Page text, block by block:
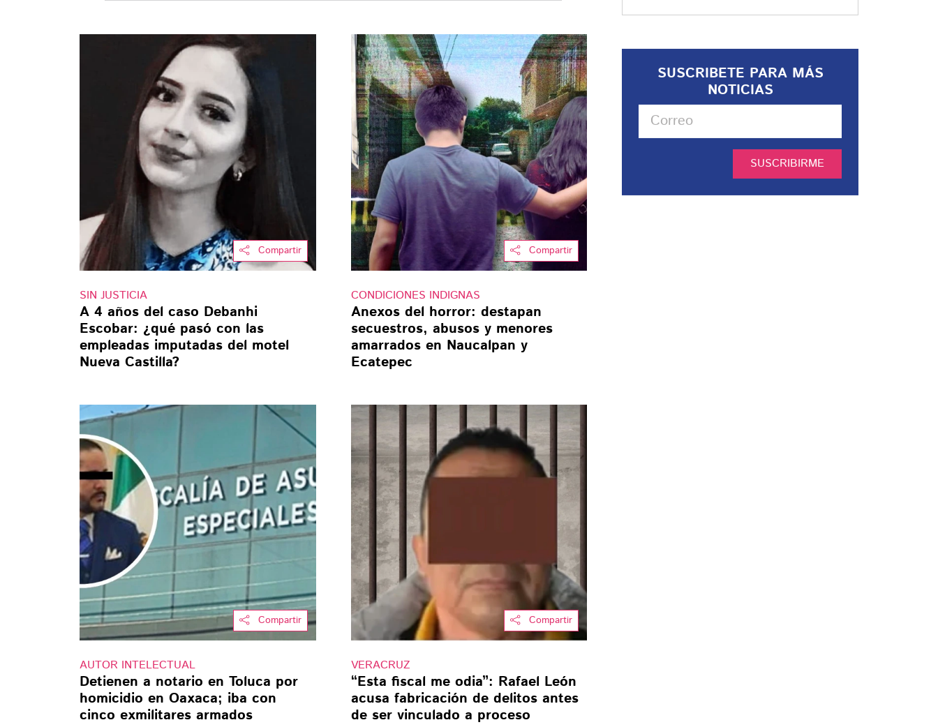
mediático del caso
Compartir
SIN JUSTICIA
A 4 años del caso Debanhi
Escobar: ¿qué pasó con las
empleadas imputadas del motel
Nueva Castilla?
Compartir
CONDICIONES INDIGNAS
Anexos del horror: destapan
secuestros, abusos y menores
amarrados en Naucalpan y
Ecatepec
Compartir
AUTOR INTELECTUAL
Detienen a notario en Toluca por
homicidio en Oaxaca; iba con
cinco exmilitares armados
Compartir
VERACRUZ
“Esta fiscal me odia”: Rafael León
acusa fabricación de delitos antes
de ser vinculado a proceso
SUSCRIBETE PARA MÁS
NOTICIAS
SUSCRIBIRME